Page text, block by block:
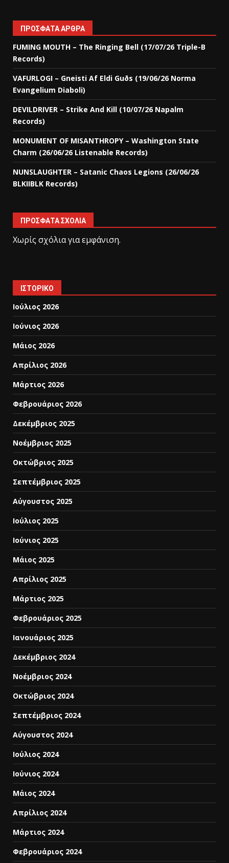
ΠΡΌΣΦΑΤΑ ΆΡΘΡΑ
FUMING MOUTH – The Ringing Bell (17/07/26 Triple-B
Records)
VAFURLOGI – Gneisti Af Eldi Guðs (19/06/26 Norma
Evangelium Diaboli)
DEVILDRIVER – Strike And Kill (10/07/26 Napalm
Records)
MONUMENT OF MISANTHROPY – Washington State
Charm (26/06/26 Listenable Records)
NUNSLAUGHTER – Satanic Chaos Legions (26/06/26
BLKIIBLK Records)
ΠΡΌΣΦΑΤΑ ΣΧΌΛΙΑ
Χωρίς σχόλια για εμφάνιση.
ΙΣΤΟΡΙΚΌ
Ιούλιος 2026
Ιούνιος 2026
Μάιος 2026
Απρίλιος 2026
Μάρτιος 2026
Φεβρουάριος 2026
Δεκέμβριος 2025
Νοέμβριος 2025
Οκτώβριος 2025
Σεπτέμβριος 2025
Αύγουστος 2025
Ιούλιος 2025
Ιούνιος 2025
Μάιος 2025
Απρίλιος 2025
Μάρτιος 2025
Φεβρουάριος 2025
Ιανουάριος 2025
Δεκέμβριος 2024
Νοέμβριος 2024
Οκτώβριος 2024
Σεπτέμβριος 2024
Αύγουστος 2024
Ιούλιος 2024
Ιούνιος 2024
Μάιος 2024
Απρίλιος 2024
Μάρτιος 2024
Φεβρουάριος 2024